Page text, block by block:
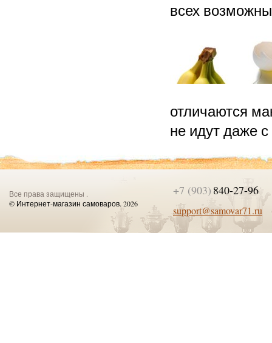
всех
отличаются
не идут даже с
Все права защищены .
© Интернет-магазин самоваров. 2026
+7 (903) 840-27-96
support@samovar71.ru